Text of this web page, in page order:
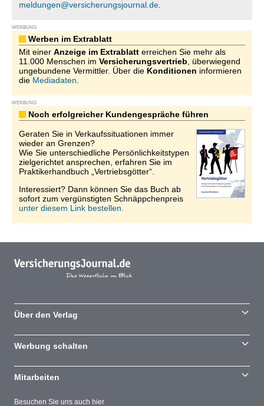
meldungen@versicherungsjournal.de
WERBUNG
Werben im Extrablatt
Mit einer Anzeige im Extrablatt erreichen Sie mehr als
11.000 Menschen im Versicherungsvertrieb , überwiegend
ungebundene Vermittler. Über die Konditionen informieren
die Mediadaten
WERBUNG
Noch erfolgreicher Kundengespräche führen
Geraten Sie in Verkaufssituationen immer
wieder an Grenzen?
Wie Sie unterschiedliche Persönlichkeitstypen
zielgerichtet ansprechen, erfahren Sie im
Praktikerhandbuch „Vertriebsgötter“.
Interessiert? Dann können Sie das Buch ab
sofort zum vergünstigten Schnäppchenpreis
unter diesem Link bestellen.
Besuchen Sie uns auch hier
Über den Verlag
Werbung schalten
Mitarbeiten